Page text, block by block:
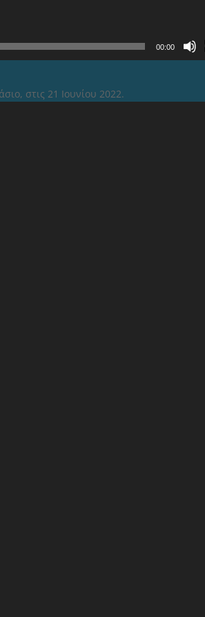
00:00
στις 21 Ιουνίου 2022.